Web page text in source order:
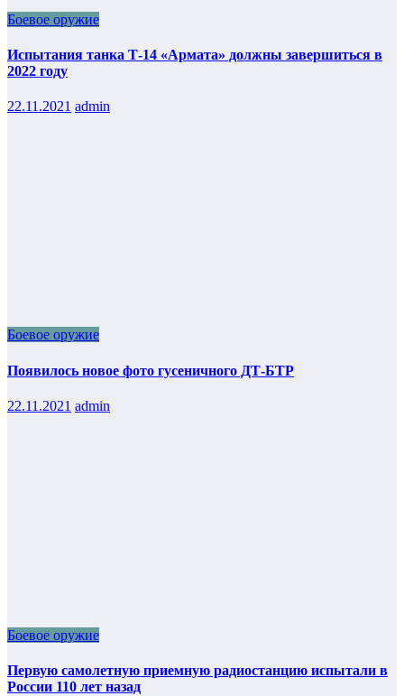
Боевое оружие
Испытания танка Т-14 «Армата» должны завершиться в
2022 году
22.11.2021 admin
Боевое оружие
Появилось новое фото гусеничного ДТ-БТР
22.11.2021 admin
Боевое оружие
Первую самолетную приемную радиостанцию испытали в
России 110 лет назад